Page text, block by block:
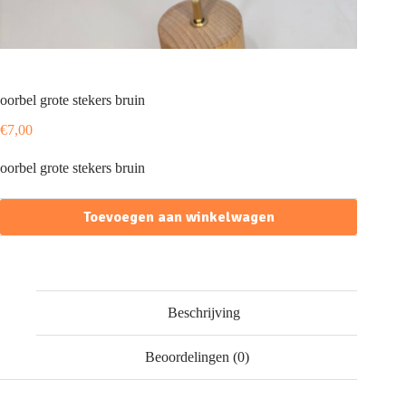
oorbel grote stekers bruin
€7,00
oorbel grote stekers bruin
Toevoegen aan winkelwagen
Beschrijving
Beoordelingen (0)